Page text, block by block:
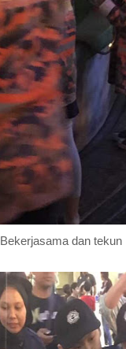
Bekerjasama dan tekun